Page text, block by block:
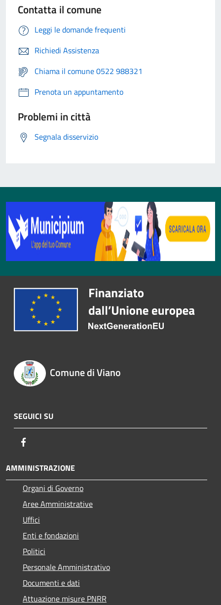
Contatta il comune
Leggi le domande frequenti
Richiedi Assistenza
Chiama il comune 0522 988321
Prenota un appuntamento
Problemi in città
Segnala disservizio
Comune di Viano
SEGUICI SU
AMMINISTRAZIONE
Organi di Governo
Aree Amministrative
Uffici
Enti e fondazioni
Politici
Personale Amministrativo
Documenti e dati
Attuazione misure PNRR